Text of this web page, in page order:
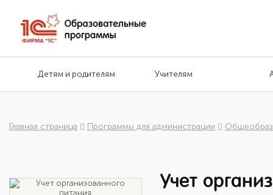
Детям и родителям Учителям
Главная страница Программы для администрации
Учет